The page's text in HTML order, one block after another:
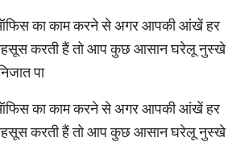
का काम करने से अगर आपकी आंखें हर
करती हैं तो आप कुछ आसान घरेलू नुस्खे
पा
का काम करने से अगर आपकी आंखें हर
करती हैं तो आप कुछ आसान घरेलू नुस्खे